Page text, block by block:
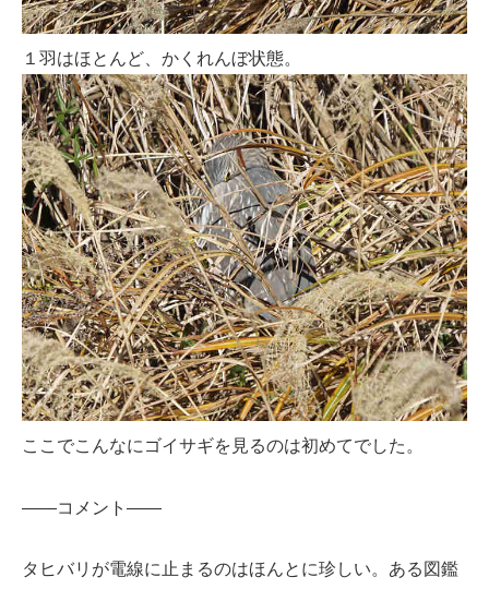
１羽はほとんど、かくれんぼ状態。
ここでこんなにゴイサギを見るのは初めてでした。
——コメント——
タヒバリが電線に止まるのはほんとに珍しい。ある図鑑